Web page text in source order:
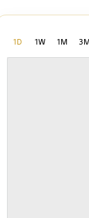
1M
1W
1D